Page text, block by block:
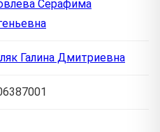
Серафима
Галина Дмитриевна